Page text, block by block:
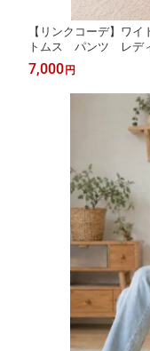
【リンクコーデ】ワ
トムス パンツ レデ
ー ピンク ホワイト
LIFE ワンライフ【TV
7,000円